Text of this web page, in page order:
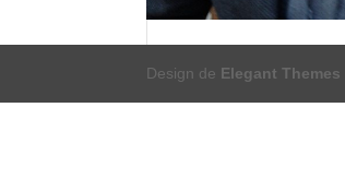
Design de Elegant Themes